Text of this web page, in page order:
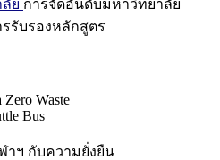
ย การจัดอันดับมหาวิทยาลัย
รรับรองหลักสูตร
Zero Waste
Bus
าฯ กับความยั่งยืน